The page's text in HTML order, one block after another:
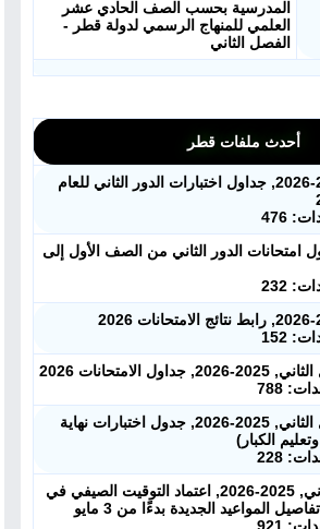
المدرسية بحسب الصف الحادي عشر
العلمي للمنهاج الرسمي لدولة قطر -
الفصل الثاني
أحدث ملفات قطر
1. الامتحانات, , 2025-2026, جداول اختبارات الدور الثاني للعام
امتحانات الدور الثاني من الصف الأول إلى
5. الامتحانات, الفصل الثاني, 2025-2026, جدول اختبارات نهاية
الكبار)
6. الدوام, الفصل الثاني, 2025-2026, اعتماد التوقيت الصيفي في